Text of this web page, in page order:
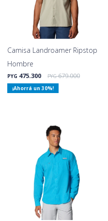
Camisa Landroamer Ripstop
Hombre
PYG 475.300 PYG 679.000
30